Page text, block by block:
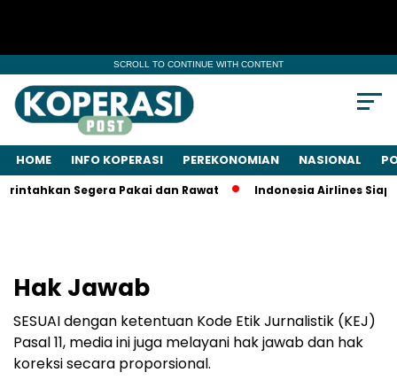
SCROLL TO CONTINUE WITH CONTENT
HOME INFO KOPERASI PEREKONOMIAN NASIONAL
Segera Pakai dan Rawat Indonesia Airlines Siap
Hak Jawab
SESUAI dengan ketentuan Kode Etik Jurnalistik (KEJ)
Pasal 11, media ini juga melayani hak jawab dan hak
koreksi secara proporsional.